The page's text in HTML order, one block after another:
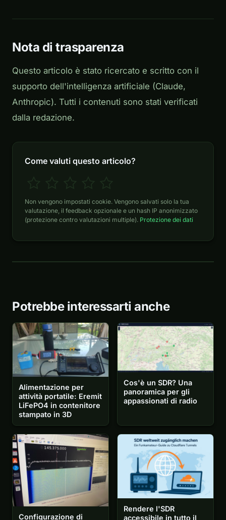
Nota di trasparenza
Questo articolo è stato ricercato e scritto con il
supporto dell'intelligenza artificiale (Claude,
Anthropic). Tutti i contenuti sono stati verificati
dalla redazione.
Come valuti questo articolo?
Non vengono impostati cookie. Vengono salvati solo la tua
valutazione, il feedback opzionale e un hash IP anonimizzato
(protezione contro valutazioni multiple). Protezione dei dati
Potrebbe interessarti anche
Alimentazione per
attività portatile: Eremit
LiFePO4 in contenitore
stampato in 3D
Cos'è un SDR? Una
panoramica per gli
appassionati di radio
Configurazione di
Rendere l'SDR
accessibile in tutto il